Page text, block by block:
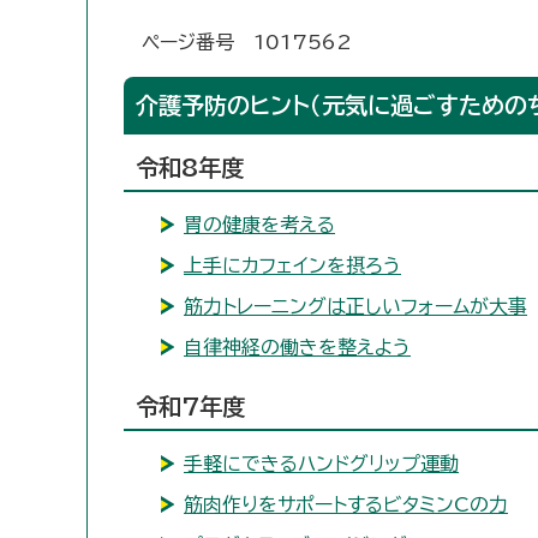
ページ番号 1017562
介護予防のヒント（元気に過ごすための
令和8年度
胃の健康を考える
上手にカフェインを摂ろう
筋力トレーニングは正しいフォームが大事
自律神経の働きを整えよう
令和7年度
手軽にできるハンドグリップ運動
筋肉作りをサポートするビタミンCの力